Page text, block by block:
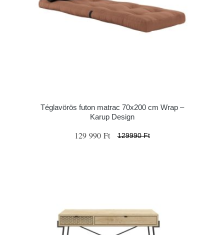
Téglavörös futon matrac 70x200 cm Wrap –
Karup Design
129 990 Ft 129990 Ft